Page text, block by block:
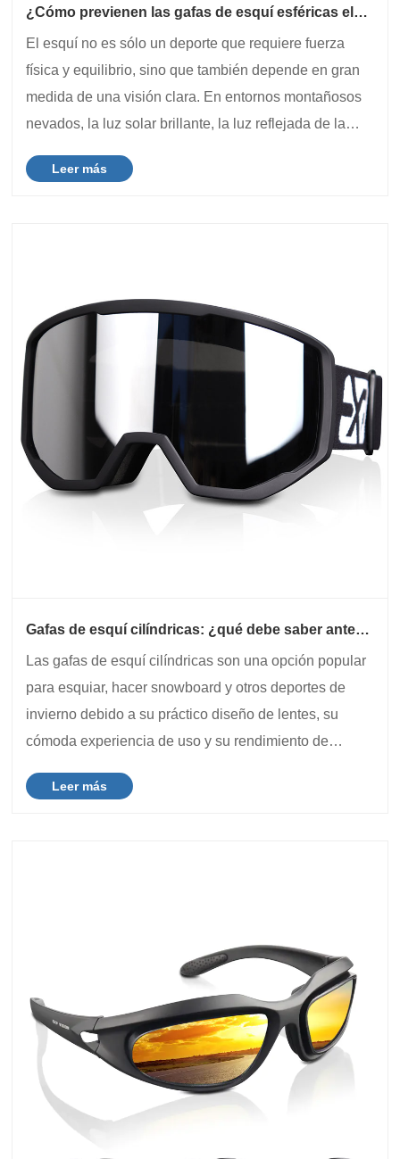
¿Cómo previenen las gafas de esquí esféricas el
El esquí no es sólo un deporte que requiere fuerza
física y equilibrio, sino que también depende en gran
medida de una visión clara. En entornos montañosos
nevados, la luz solar brillante, la luz reflejada de la
Leer más
Gafas de esquí cilíndricas: ¿qué debe saber antes
Las gafas de esquí cilíndricas son una opción popular
para esquiar, hacer snowboard y otros deportes de
invierno debido a su práctico diseño de lentes, su
cómoda experiencia de uso y su rendimiento de
distribuidores de equipos para actividades al a......
Leer más